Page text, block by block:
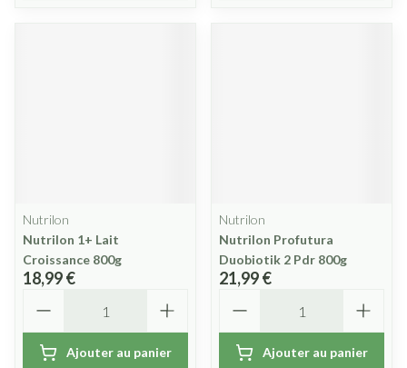
Nutrilon
Nutrilon 1+ Lait
Croissance 800g
18,99 €
Ajouter au panier
Nutrilon
Nutrilon Profutura
Duobiotik 2 Pdr 800g
21,99 €
Ajouter au panier